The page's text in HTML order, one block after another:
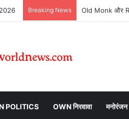
Breaking News
POLITICS OWN निरवावा मनोरंजन